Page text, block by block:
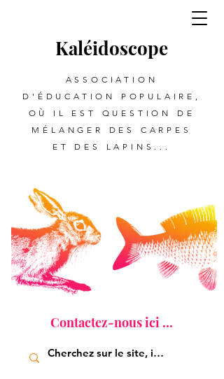
Kaléidoscope
ASSOCIATION
D'ÉDUCATION POPULAIRE,
OÙ IL EST QUESTION DE
MÉLANGER DES CARPES
ET DES LAPINS...
Contactez-nous ici ...